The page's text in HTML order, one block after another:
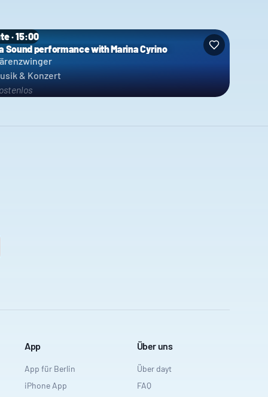
· 15:00
Sound performance with Marina Cyrino
& Konzert
App
App für Berlin
iPhone App
Über uns
Über dayt
FAQ